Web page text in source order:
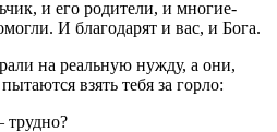
и его родители, и многие-
И благодарят и вас, и Бога.
на реальную нужду, а они,
взять тебя за горло:
трудно?